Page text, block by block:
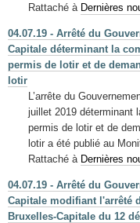
Rattaché à Dernières
04.07.19 - Arrêté du
Capitale déterminant la
permis de lotir et de
lotir
L’arrête du
juillet 2019 déterminant
permis de lotir et de
lotir a été publié au
Rattaché à Dernières
04.07.19 - Arrêté du
Capitale modifiant l'arrêté
Bruxelles-Capitale du 12